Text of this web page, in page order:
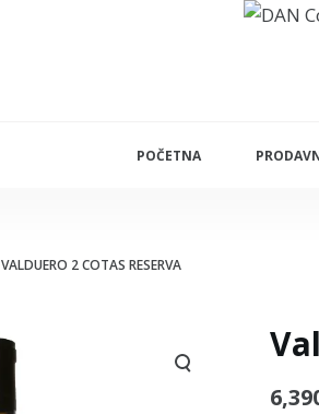
POČETNA
VALDUERO 2 COTAS RESERVA